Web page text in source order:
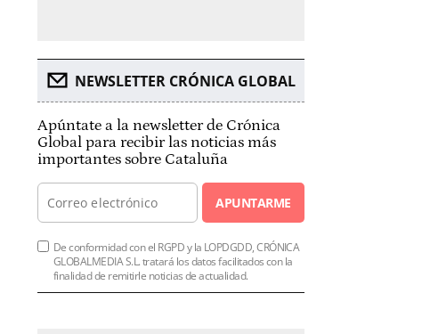
NEWSLETTER CRÓNICA GLOBAL
Apúntate a la newsletter de Crónica
Global para recibir las noticias más
importantes sobre Cataluña
APUNTARME
De conformidad con el RGPD y la LOPDGDD, CRÓNICA
GLOBALMEDIA S.L. tratará los datos facilitados con la
finalidad de remitirle noticias de actualidad.